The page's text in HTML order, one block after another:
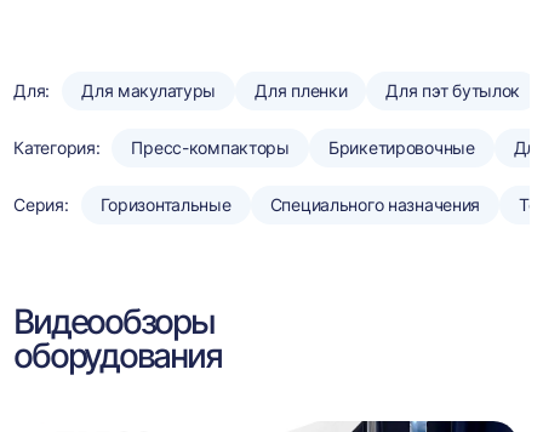
Для: Для макулатуры Для пленки Для пэт бутылок
Категория: Пресс-компакторы Брикетировочные
Серия: Горизонтальные Специального назначения
Видеообзоры
оборудования